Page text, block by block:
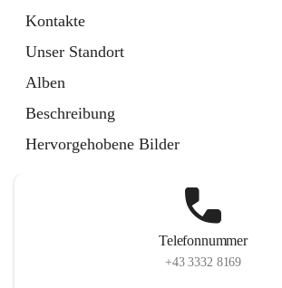
Kontakte
Unser Standort
Alben
Beschreibung
Hervorgehobene Bilder
Telefonnummer
+43 3332 8169